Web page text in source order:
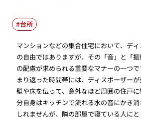
台所
マンションなどの集合住宅において、デ
の自由ではありますが、その「音」と「
の配慮が求められる重要なマナーの一つ
まり返った時間帯には、ディスポーザー
壁や床を伝って、意外なほど周囲の住戸
分自身はキッチンで流れる水の音にかき
しれませんが、隣の部屋で寝ている人に